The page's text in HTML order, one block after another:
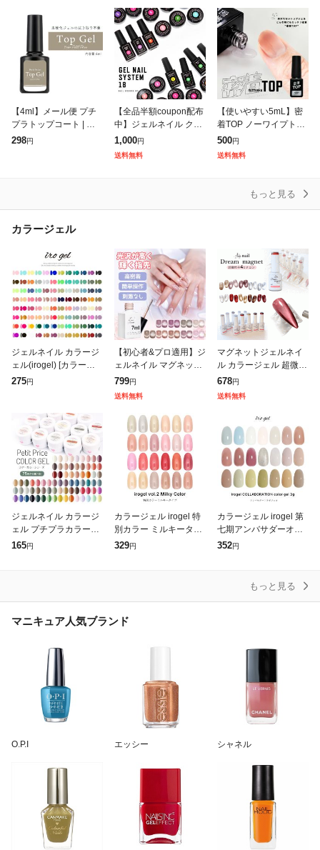
ル クリア
ルキット ソ
【4ml】メール便 プチ
プラトップコート | ジ
ェルネイル トップコー
298円
【全品半額coupon配布
中】ジェルネイル クリ
アジェル 大容量15g 18
種類から選べる ベース
ジェル トップジェル マ
1,000円
送料無料
【使いやすい5mL】密
着TOP ノーワイプトッ
プジェルノンワイプト
ップジェル トップジェ
ル ネイル ジェル ワン
500円
送料無料
もっと見る
カラージェル
ジェルネイル カラージ
ェル(irogel) [カラー品
番17-36]
275円
【初心者&プロ適用】ジ
ェルネイル マグネット
ジェルネイル カラージ
ェル ジェルネイルセッ
ト 単色 大容量7ml LED
ジェル 猫
799円
送料無料
マグネットジェルネイ
ル カラージェル 超微粒
子 マグネットネイル 超
微粒子4ミクロン ラメ
グリッター セルフネイ
ル ジェルネ
678円
送料無料
ジェルネイル カラージ
ェル プチプラカラージ
ェル 廃盤カラーシリー
165円
カラージェル irogel 特
別カラー ミルキータイ
プ 全24色 約3g入り ス
329円
カラージェル irogel 第
七期アンバサダーオリ
ジナルカラー 全21色 約
352円
もっと見る
マニキュア人気ブランド
O.P.I エッシー シャネル